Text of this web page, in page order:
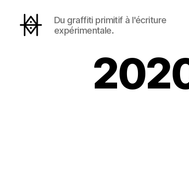
Du graffiti primitif à l'écriture
expérimentale.